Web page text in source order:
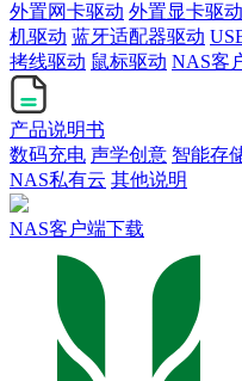
外置网卡驱动 外置显卡驱动
机驱动 蓝牙适配器驱动
拷线驱动 鼠标驱动 NAS客
产品说明书
数码充电 声学创意 智能存
NAS私有云 其他说明
NAS客户端下载